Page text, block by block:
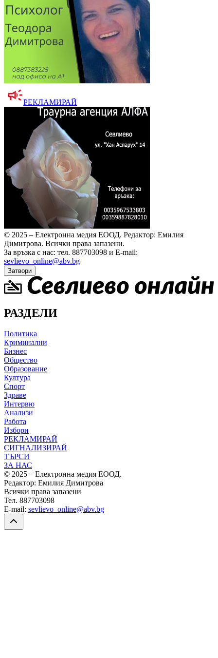
РЕКЛАМИРАЙ
© 2025 – Електронна медия ЕООД. Редактор: Емилия
Димитрова. Всички права запазени.
За връзка с нас: тел. 887703098 и E-mail:
sevlievo_online@abv.bg
Затвори
РАЗДЕЛИ
Политика
Криминални
Бизнес
Общество
Образование
Култура
Спорт
Здраве
Интервю
Анализи
Работа
Избори
РЕКЛАМИРАЙ
СИГНАЛИЗИРАЙ
ТЪРСИ
ЗА НАС
© 2025 – Електронна медия ЕООД.
Редактор: Емилия Димитрова
Всички права запазени
Тел. 887703098
E-mail: sevlievo_online@abv.bg